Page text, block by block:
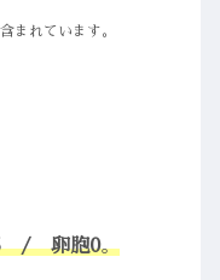
まれています。
/ 卵胞0。